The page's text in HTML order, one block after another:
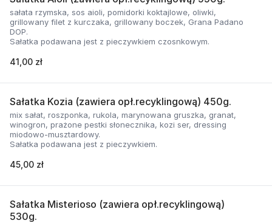
sałata rzymska, sos aioli, pomidorki koktajlowe, oliwki,
grillowany filet z kurczaka, grillowany boczek, Grana Padano
DOP.
Sałatka podawana jest z pieczywkiem czosnkowym.
41,00 zł
Sałatka Kozia (zawiera opł.recyklingową) 450g.
mix sałat, roszponka, rukola, marynowana gruszka, granat,
winogron, prażone pestki słonecznika, kozi ser, dressing
miodowo-musztardowy.
Sałatka podawana jest z pieczywkiem.
45,00 zł
Sałatka Misterioso (zawiera opł.recyklingową)
530g.